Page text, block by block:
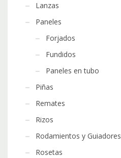
Lanzas
Paneles
Forjados
Fundidos
Paneles en tubo
Piñas
Remates
Rizos
Rodamientos y Guiadores
Rosetas